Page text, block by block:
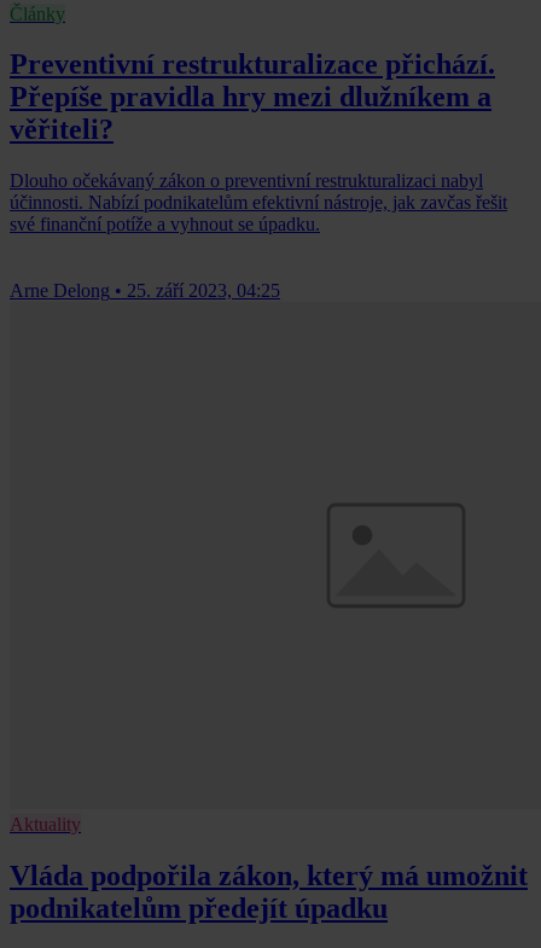
Články
Preventivní restrukturalizace přichází.
Přepíše pravidla hry mezi dlužníkem a
věřiteli?
Dlouho očekávaný zákon o preventivní restrukturalizaci nabyl
účinnosti. Nabízí podnikatelům efektivní nástroje, jak zavčas řešit
své finanční potíže a vyhnout se úpadku.
Arne Delong • 25. září 2023, 04:25
Aktuality
Vláda podpořila zákon, který má umožnit
podnikatelům předejít úpadku